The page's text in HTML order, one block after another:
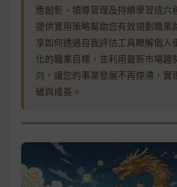
應創新、領導管理及持續學習這六
提供實用策略幫助您有效規劃職業
享如何透過自我評估工具瞭解個人
化的職業目標，並利用最新市場趨
向，讓您的事業發展不再停滯，實
破與成長。